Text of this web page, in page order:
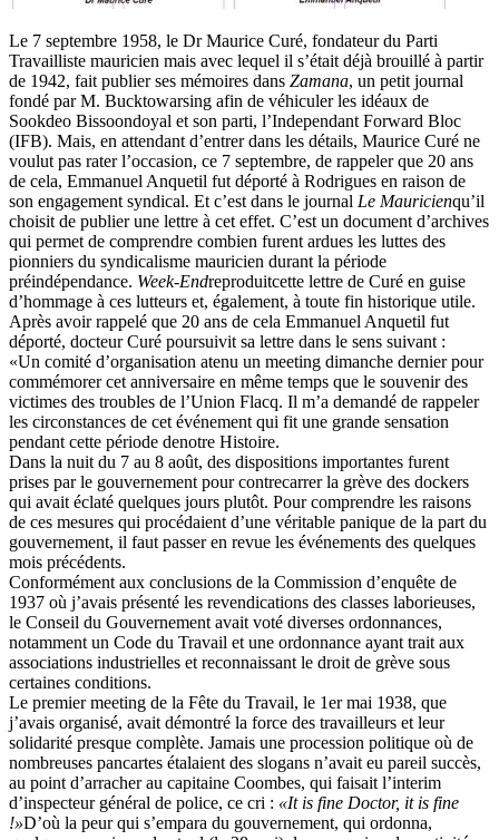
Le 7 septembre 1958, le Dr Maurice Curé, fondateur du Parti
Travailliste mauricien mais avec lequel il s’était déjà brouillé à partir
de 1942, fait publier ses mémoires dans Zamana, un petit journal
fondé par M. Bucktowarsing afin de véhiculer les idéaux de
Sookdeo Bissoondoyal et son parti, l’Independant Forward Bloc
(IFB). Mais, en attendant d’entrer dans les détails, Maurice Curé ne
voulut pas rater l’occasion, ce 7 septembre, de rappeler que 20 ans
de cela, Emmanuel Anquetil fut déporté à Rodrigues en raison de
son engagement syndical. Et c’est dans le journal Le Mauricienqu’il
choisit de publier une lettre à cet effet. C’est un document d’archives
qui permet de comprendre combien furent ardues les luttes des
pionniers du syndicalisme mauricien durant la période
préindépendance. Week-Endreproduitcette lettre de Curé en guise
d’hommage à ces lutteurs et, également, à toute fin historique utile.
Après avoir rappelé que 20 ans de cela Emmanuel Anquetil fut
déporté, docteur Curé poursuivit sa lettre dans le sens suivant :
«Un comité d’organisation atenu un meeting dimanche dernier pour
commémorer cet anniversaire en même temps que le souvenir des
victimes des troubles de l’Union Flacq. Il m’a demandé de rappeler
les circonstances de cet événement qui fit une grande sensation
pendant cette période denotre Histoire.
Dans la nuit du 7 au 8 août, des dispositions importantes furent
prises par le gouvernement pour contrecarrer la grève des dockers
qui avait éclaté quelques jours plutôt. Pour comprendre les raisons
de ces mesures qui procédaient d’une véritable panique de la part du
gouvernement, il faut passer en revue les événements des quelques
mois précédents.
Conformément aux conclusions de la Commission d’enquête de
1937 où j’avais présenté les revendications des classes laborieuses,
le Conseil du Gouvernement avait voté diverses ordonnances,
notamment un Code du Travail et une ordonnance ayant trait aux
associations industrielles et reconnaissant le droit de grève sous
certaines conditions.
Le premier meeting de la Fête du Travail, le 1er mai 1938, que
j’avais organisé, avait démontré la force des travailleurs et leur
solidarité presque complète. Jamais une procession politique où de
nombreuses pancartes étalaient des slogans n’avait eu pareil succès,
au point d’arracher au capitaine Coombes, qui faisait l’interim
d’inspecteur général de police, ce cri : «It is fine Doctor, it is fine
!»D’où la peur qui s’empara du gouvernement, qui ordonna,